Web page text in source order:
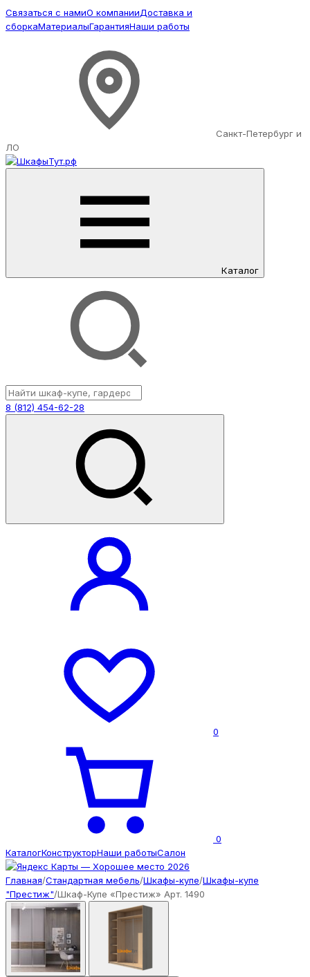
Связаться с намиО компанииДоставка и
сборкаМатериалыГарантияНаши работы
Санкт-Петербург и
ЛО
Каталог
8 (812) 454-62-28
0
0
КаталогКонструкторНаши работыСалон
Главная/Стандартная мебель/Шкафы-купе/Шкафы-купе
"Престиж"/Шкаф-Купе «Престиж» Арт. 1490